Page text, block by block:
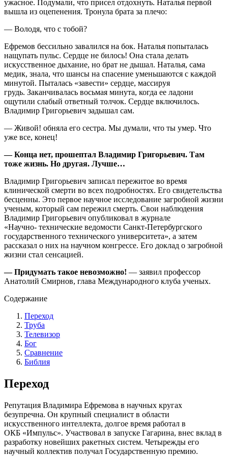
ужасное. Подумали, что присел отдохнуть. Наталья первой
вышла из оцепенения. Тронула брата за плечо:
— Володя, что с тобой?
Ефремов бессильно завалился на бок. Наталья попыталась
нащупать пульс. Сердце не билось! Она стала делать
искусственное дыхание, но брат не дышал. Наталья, сама
медик, знала, что шансы на спасение уменьшаются с каждой
минутой. Пыталась «завести» сердце, массируя
грудь. Заканчивалась восьмая минута, когда ее ладони
ощутили слабый ответный толчок. Сердце включилось.
Владимир Григорьевич задышал сам.
— Живой! обняла его сестра. Мы думали, что ты умер. Что
уже все, конец!
— Конца нет, прошептал Владимир Григорьевич. Там
тоже жизнь. Но другая. Лучше…
Владимир Григорьевич записал пережитое во время
клинической смерти во всех подробностях. Его свидетельства
бесценны. Это первое научное исследование загробной жизни
ученым, который сам пережил смерть. Свои наблюдения
Владимир Григорьевич опубликовал в журнале
«Научно- технические ведомости Санкт-Петербургского
государственного технического университета», а затем
рассказал о них на научном конгрессе. Его доклад о загробной
жизни стал сенсацией.
— Придумать такое невозможно! — заявил профессор
Анатолий Смирнов, глава Международного клуба ученых.
Содержание
Переход
Труба
Телевизор
Бог
Сравнение
Библия
Переход
Репутация Владимира Ефремова в научных кругах
безупречна. Он крупный специалист в области
искусственного интеллекта, долгое время работал в
ОКБ «Импульс». Участвовал в запуске Гагарина, внес вклад в
разработку новейших ракетных систем. Четырежды его
научный коллектив получал Государственную премию.